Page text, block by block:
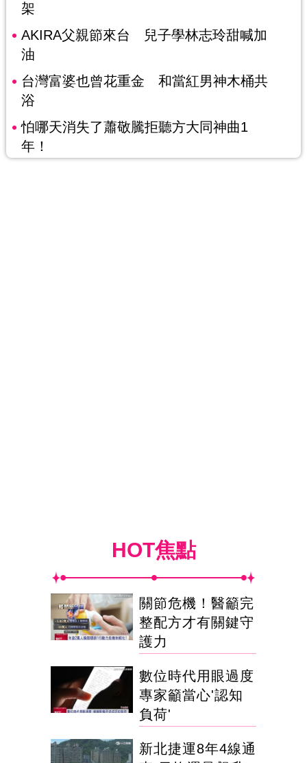
架
AKIRA父親節來台 兒子學林志玲甜喊加
油
台灣富婆也曾花重金 和當紅男神木桶共
浴
怕哪天消失了蕭敬騰拒聽方大同神曲1
年！
HOT焦點
關節危機！醫籲完
整配方才有關鍵守
護力
數位時代用眼過度
專家籲當心'認知
負荷'
新北捷運8年4線通